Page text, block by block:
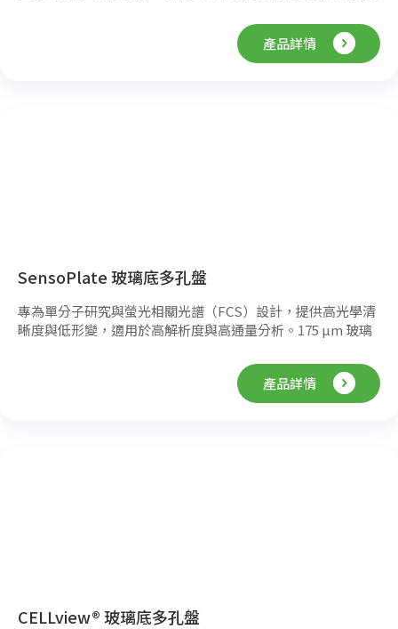
層以促進細胞附著與一致性。其下沉式底部設計可搭配高倍率
油鏡或水鏡，並能完整存取周邊與角落孔位。產品詳情
SensoPlate 玻璃底多孔盤
專為單分子研究與螢光相關光譜（FCS）設計，提供高光學清
晰度與低形變，適用於高解析度與高通量分析。175 µm 玻璃
產品詳情
CELLview® 玻璃底多孔盤